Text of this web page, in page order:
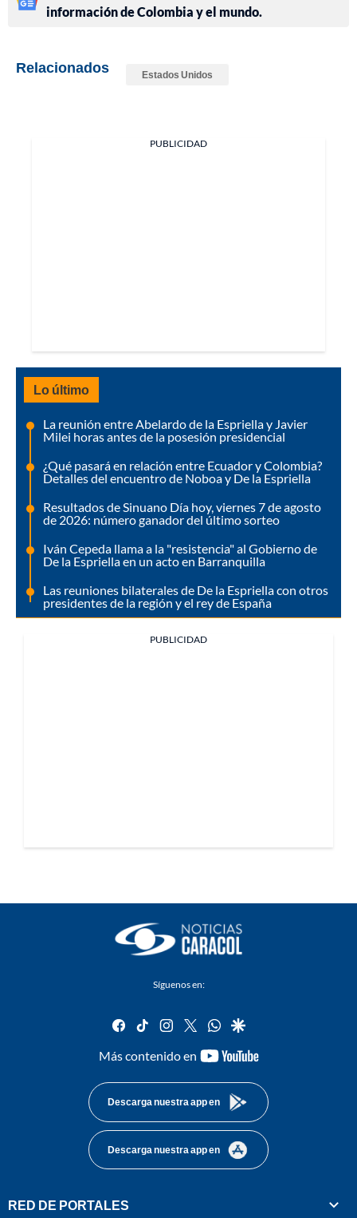
información de Colombia y el mundo.
Relacionados Estados Unidos
PUBLICIDAD
Lo último
La reunión entre Abelardo de la Espriella y Javier
Milei horas antes de la posesión presidencial
¿Qué pasará en relación entre Ecuador y Colombia?
Detalles del encuentro de Noboa y De la Espriella
Resultados de Sinuano Día hoy, viernes 7 de agosto
de 2026: número ganador del último sorteo
Iván Cepeda llama a la "resistencia" al Gobierno de
De la Espriella en un acto en Barranquilla
Las reuniones bilaterales de De la Espriella con otros
presidentes de la región y el rey de España
PUBLICIDAD
Síguenos en:
facebook
tiktok instagram
twitterwhatsapp
google
Más contenido en
youtube-
Descarga nuestra app en
Descarga nuestra app en
RED DE PORTALES